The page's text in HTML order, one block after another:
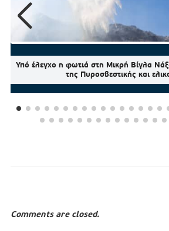
Υπό έλεγχο η φωτιά στη Μικρή Βίγλα
της Πυροσβεστικής και
Comments are closed.